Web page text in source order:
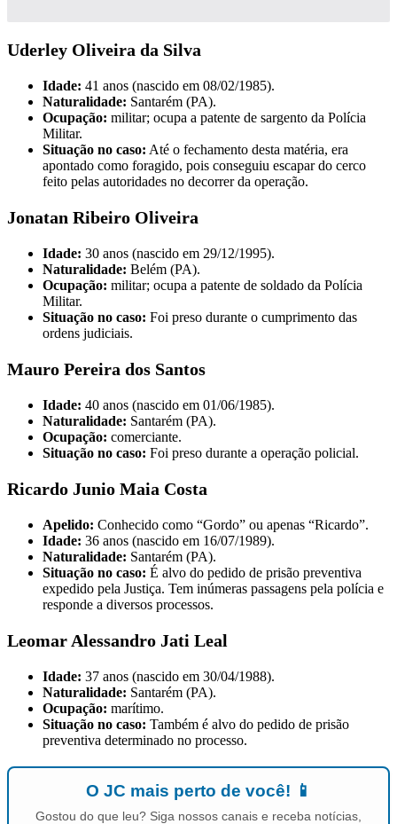
Uderley Oliveira da Silva
Idade: 41 anos (nascido em 08/02/1985).
Naturalidade: Santarém (PA).
Ocupação: militar; ocupa a patente de sargento da Polícia
Militar.
Situação no caso: Até o fechamento desta matéria, era
apontado como foragido, pois conseguiu escapar do cerco
feito pelas autoridades no decorrer da operação.
Jonatan Ribeiro Oliveira
Idade: 30 anos (nascido em 29/12/1995).
Naturalidade: Belém (PA).
Ocupação: militar; ocupa a patente de soldado da Polícia
Militar.
Situação no caso: Foi preso durante o cumprimento das
ordens judiciais.
Mauro Pereira dos Santos
Idade: 40 anos (nascido em 01/06/1985).
Naturalidade: Santarém (PA).
Ocupação: comerciante.
Situação no caso: Foi preso durante a operação policial.
Ricardo Junio Maia Costa
Apelido: Conhecido como “Gordo” ou apenas “Ricardo”.
Idade: 36 anos (nascido em 16/07/1989).
Naturalidade: Santarém (PA).
Situação no caso: É alvo do pedido de prisão preventiva
expedido pela Justiça. Tem inúmeras passagens pela polícia e
responde a diversos processos.
Leomar Alessandro Jati Leal
Idade: 37 anos (nascido em 30/04/1988).
Naturalidade: Santarém (PA).
Ocupação: marítimo.
Situação no caso: Também é alvo do pedido de prisão
preventiva determinado no processo.
O JC mais perto de você! 📱
Gostou do que leu? Siga nossos canais e receba notícias,